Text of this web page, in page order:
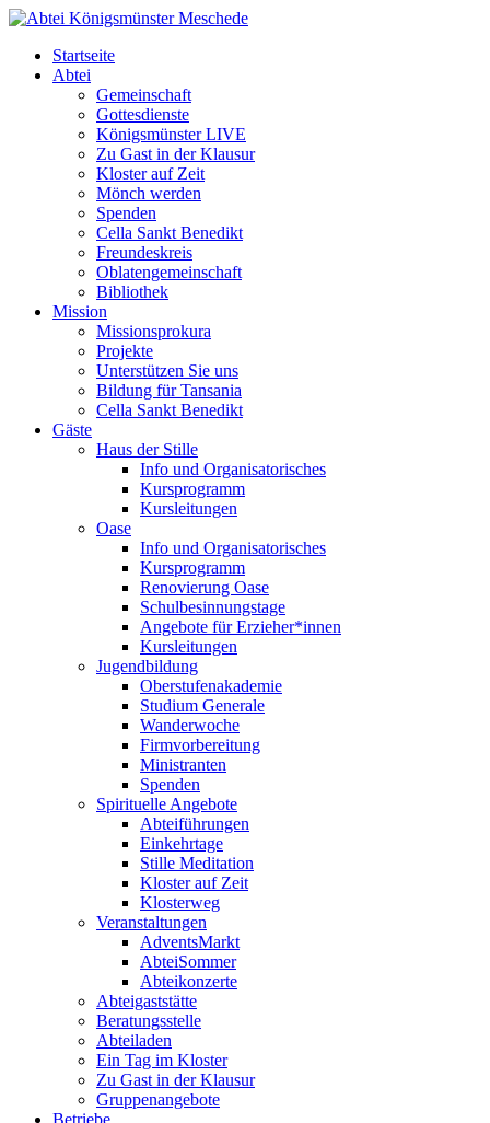
Startseite
Abtei
Gemeinschaft
Gottesdienste
Königsmünster LIVE
Zu Gast in der Klausur
Kloster auf Zeit
Mönch werden
Spenden
Cella Sankt Benedikt
Freundeskreis
Oblatengemeinschaft
Bibliothek
Mission
Missionsprokura
Projekte
Unterstützen Sie uns
Bildung für Tansania
Cella Sankt Benedikt
Gäste
Haus der Stille
Info und Organisatorisches
Kursprogramm
Kursleitungen
Oase
Info und Organisatorisches
Kursprogramm
Renovierung Oase
Schulbesinnungstage
Angebote für Erzieher*innen
Kursleitungen
Jugendbildung
Oberstufenakademie
Studium Generale
Wanderwoche
Firmvorbereitung
Ministranten
Spenden
Spirituelle Angebote
Abteiführungen
Einkehrtage
Stille Meditation
Kloster auf Zeit
Klosterweg
Veranstaltungen
AdventsMarkt
AbteiSommer
Abteikonzerte
Abteigaststätte
Beratungsstelle
Abteiladen
Ein Tag im Kloster
Zu Gast in der Klausur
Gruppenangebote
Betriebe